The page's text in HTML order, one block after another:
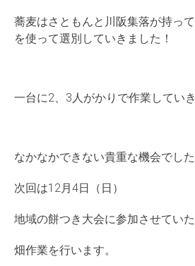
蕎麦はさともんと川阪集落が持っ
を使って選別していきました！
一台に2、3人がかりで作業していき
なかなかできない貴重な機会でした
次回は12月4日（日）
地域の餅つき大会に参加させていた
畑作業を行います。